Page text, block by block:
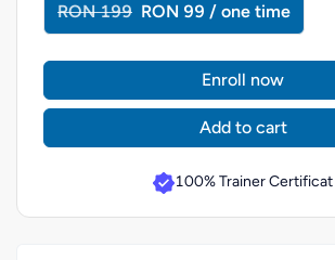
RON 199 RON 99 / one time
Enroll now
Add to cart
100% Trainer Certificat